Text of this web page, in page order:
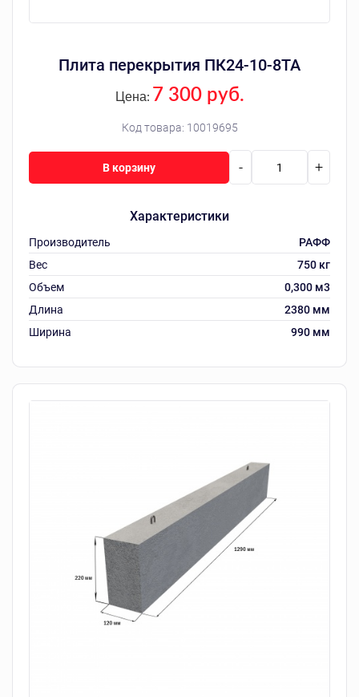
Плита перекрытия ПК24-10-8ТА
Код товара: 10019695
Цена: 7 300 руб.
Характеристики
Производитель
РАФФ
Вес
750 кг
Объем
0,300 м3
Длина
2380 мм
Ширина
990 мм
- +
В корзину